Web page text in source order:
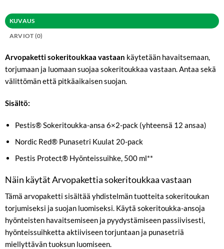
KUVAUS
ARVIOT (0)
Arvopaketti sokeritoukkaa vastaan käytetään havaitsemaan,
torjumaan ja luomaan suojaa sokeritoukkaa vastaan. Antaa sekä
välittömän että pitkäaikaisen suojan.
Sisältö:
Pestis® Sokeritoukka-ansa 6×2-pack (yhteensä 12 ansaa)
Nordic Red® Punasetri Kuulat 20-pack
Pestis Protect® Hyönteissuihke, 500 ml**
Näin käytät Arvopakettia sokeritoukkaa vastaan
Tämä arvopaketti sisältää yhdistelmän tuotteita sokeritoukan
torjumiseksi ja suojan luomiseksi. Käytä sokeritoukka-ansoja
hyönteisten havaitsemiseen ja pyydystämiseen passiivisesti,
hyönteissuihketta aktiiviseen torjuntaan ja punasetriä
miellyttävän tuoksun luomiseen.